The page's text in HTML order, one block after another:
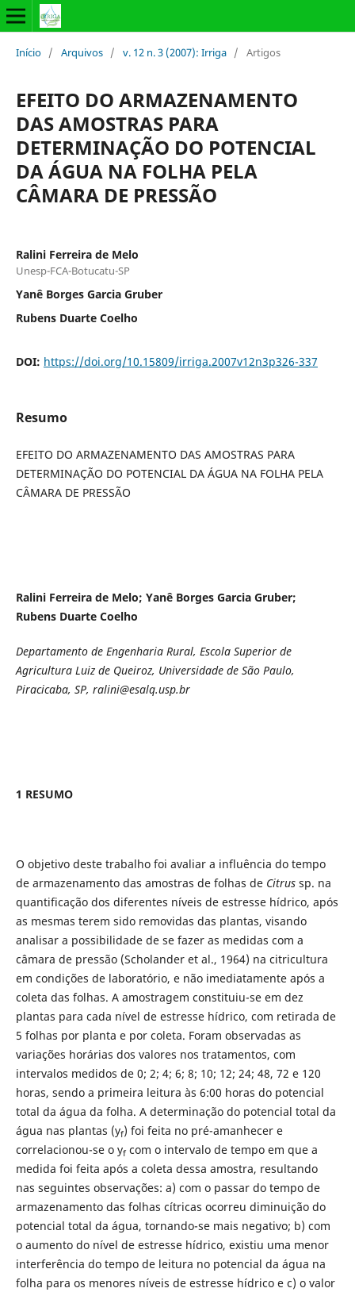
Início / Arquivos / v. 12 n. 3 (2007): Irriga / Artigos
EFEITO DO ARMAZENAMENTO
DAS AMOSTRAS PARA
DETERMINAÇÃO DO POTENCIAL
DA ÁGUA NA FOLHA PELA
CÂMARA DE PRESSÃO
Ralini Ferreira de Melo
Unesp-FCA-Botucatu-SP
Yanê Borges Garcia Gruber
Rubens Duarte Coelho
DOI: https://doi.org/10.15809/irriga.2007v12n3p326-337
Resumo
EFEITO DO ARMAZENAMENTO DAS AMOSTRAS PARA
DETERMINAÇÃO DO POTENCIAL DA ÁGUA NA FOLHA PELA
CÂMARA DE PRESSÃO
Ralini Ferreira de Melo; Yanê Borges Garcia Gruber;
Rubens Duarte Coelho
Departamento de Engenharia Rural, Escola Superior de
Agricultura Luiz de Queiroz, Universidade de São Paulo,
Piracicaba, SP, ralini@esalq.usp.br
1 RESUMO
O objetivo deste trabalho foi avaliar a influência do tempo
de armazenamento das amostras de folhas de Citrussp. na
quantificação dos diferentes níveis de estresse hídrico, após
as mesmas terem sido removidas das plantas, visando
analisar a possibilidade de se fazer as medidas com a
câmara de pressão (Scholander et al., 1964) na citricultura
em condições de laboratório, e não imediatamente após a
coleta das folhas. A amostragem constituiu-se em dez
plantas para cada nível de estresse hídrico, com retirada de
5 folhas por planta e por coleta. Foram observadas as
variações horárias dos valores nos tratamentos, com
intervalos medidos de 0; 2; 4; 6; 8; 10; 12; 24; 48, 72 e 120
horas, sendo a primeira leitura às 6:00 horas do potencial
total da água da folha. A determinação do potencial total da
água nas plantas (yf) foi feita no pré-amanhecer e
correlacionou-se o yfcom o intervalo de tempo em que a
medida foi feita após a coleta dessa amostra, resultando
nas seguintes observações: a) com o passar do tempo de
armazenamento das folhas cítricas ocorreu diminuição do
potencial total da água, tornando-se mais negativo; b) com
o aumento do nível de estresse hídrico, existiu uma menor
interferência do tempo de leitura no potencial da água na
folha para os menores níveis de estresse hídrico e c) o valor